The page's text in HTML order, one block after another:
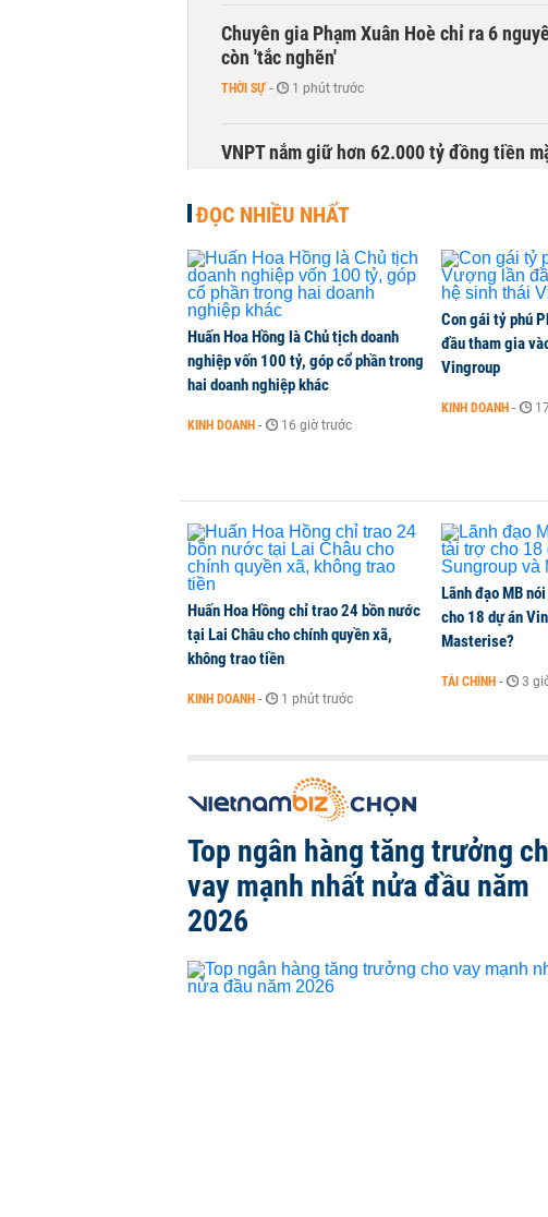
Chuyên gia Phạm Xuân Hoè chỉ ra 6
còn 'tắc nghẽn'
THỜI SỰ - 1 phút trước
VNPT nắm giữ hơn 62.000 tỷ đồng tiền
ĐỌC NHIỀU NHẤT
Huấn Hoa Hồng là Chủ tịch doanh
nghiệp vốn 100 tỷ, góp cổ phần trong
hai doanh nghiệp khác
KINH DOANH - 16 giờ trước
Con gái tỷ phú
đầu tham gia
Vingroup
KINH DOANH -
Huấn Hoa Hồng chỉ trao 24 bồn nước
tại Lai Châu cho chính quyền xã,
không trao tiền
KINH DOANH - 1 phút trước
Lãnh đạo MB
cho 18 dự án
Masterise?
TÀI CHÍNH - 3
Top ngân hàng tăng trưởng
vay mạnh nhất nửa đầu năm
2026